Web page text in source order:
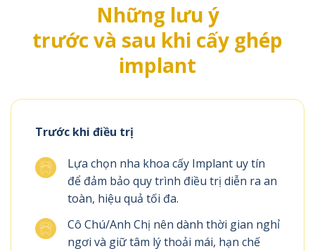
Những lưu ý
trước và sau khi cấy ghép
implant
Trước khi điều trị
Lựa chọn nha khoa cấy Implant uy tín
để đảm bảo quy trình điều trị diễn ra an
toàn, hiệu quả tối đa.
Cô Chú/Anh Chị nên dành thời gian nghỉ
ngơi và giữ tâm lý thoải mái, hạn chế